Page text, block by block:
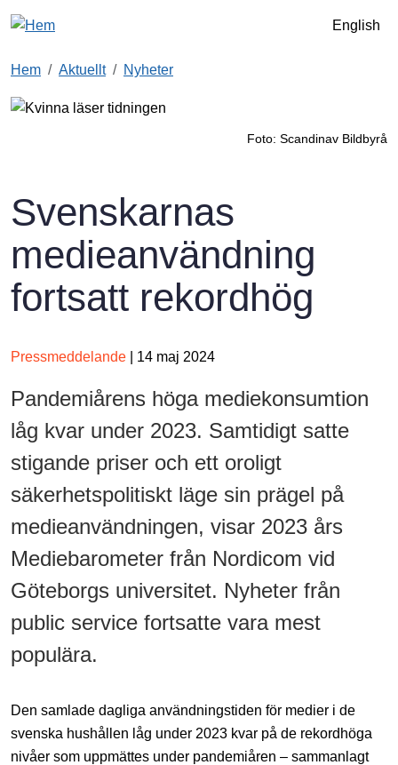
English
Hem Aktuellt Nyheter
Foto: Scandinav Bildbyrå
Svenskarnas
medieanvändning
fortsatt rekordhög
Pressmeddelande | 14 maj 2024
Pandemiårens höga mediekonsumtion
låg kvar under 2023. Samtidigt satte
stigande priser och ett oroligt
säkerhetspolitiskt läge sin prägel på
medieanvändningen, visar 2023 års
Mediebarometer från Nordicom vid
Göteborgs universitet. Nyheter från
public service fortsatte vara mest
populära.
Den samlade dagliga användningstiden för medier i de
svenska hushållen låg under 2023 kvar på de rekordhöga
nivåer som uppmättes under pandemiåren – sammanlagt